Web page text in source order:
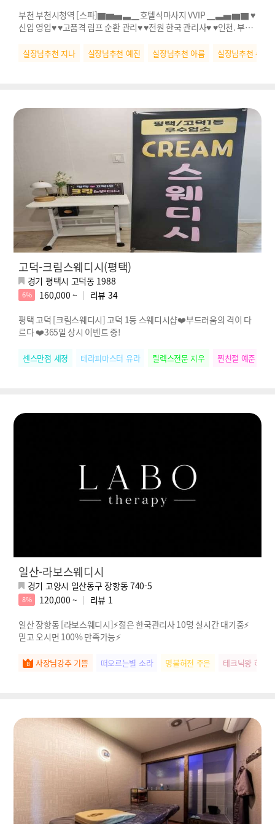
부천 부천시청역 [스파]▇▆▅▃▁호텔식마사지 VVIP ▁▃▅▆▇ ♥
신입 영입♥ ♥고품격 림프 순환 관리♥ ♥전원 한국 관리사♥ ♥인천. 부천
실장님추천 지나 실장님추천 예진 실장님추천 아름 실장님추천 수연
고덕-크림스웨디시(평택)
경기 평택시 고덕동 1988
6% 160,000 ~ 리뷰 34
평택 고덕 [크림스웨디시] 고덕 1등 스웨디시샵❤️부드러움의 격이 다
르다 ❤️365일 상시 이벤트 중!
센스만점 세정 테라피마스터 유라 릴렉스전문 지우 찐친절 예준
일산-라보스웨디시
경기 고양시 일산동구 장항동 740-5
8% 120,000 ~ 리뷰 1
일산 장항동 [라보스웨디시]⚡젊은 한국관리사 10명 실시간 대기중⚡
믿고 오시면 100% 만족가능⚡
사장님강추 기쁨 떠오르는별 소라 명불허전 주은 테크닉왕 하영